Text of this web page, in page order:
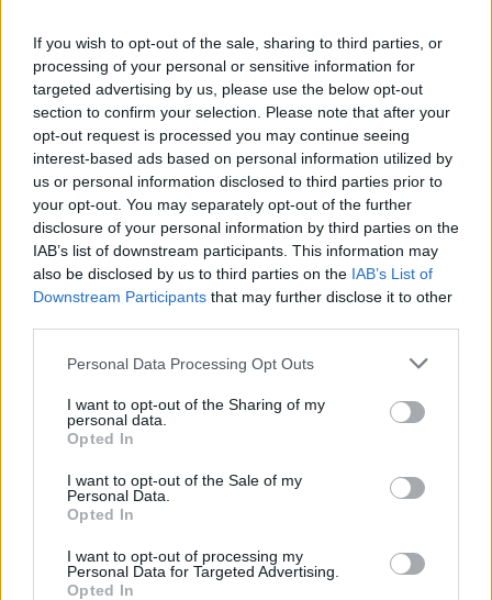
If you wish to opt-out of the sale, sharing to third parties, or
processing of your personal or sensitive information for
targeted advertising by us, please use the below opt-out
section to confirm your selection. Please note that after your
opt-out request is processed you may continue seeing
interest-based ads based on personal information utilized by
us or personal information disclosed to third parties prior to
your opt-out. You may separately opt-out of the further
disclosure of your personal information by third parties on the
IAB’s list of downstream participants. This information may
also be disclosed by us to third parties on the IAB’s List of
Downstream Participants that may further disclose it to other
Please note that this website/app uses one or more Google
not limited to your visit or usage behaviour. You may click to
grant or deny consent to Google and its third-party tags to
use your data for below specified purposes in below Google
consent section.
Personal Data Processing Opt Outs
I want to opt-out of the Sharing of my
personal data.
Opted In
I want to opt-out of the Sale of my
Personal Data.
Opted In
I want to opt-out of processing my
Personal Data for Targeted Advertising.
Opted In
Sajnálattal értesítünk mindenkit, hogy a Melvins
ebben a pillanatban mondta le a budapesti
koncertjét. ...
Itt az Ozone Mama új nagylemeze
Lángoló Premier
•2015. szeptember 25.